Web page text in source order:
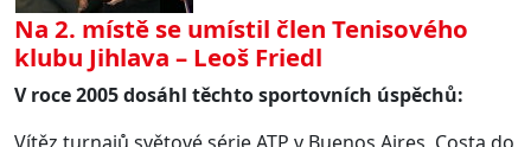
Na 2. místě se umístil člen Tenisového
klubu Jihlava – Leoš Friedl
V roce 2005 dosáhl těchto sportovních úspěchů: